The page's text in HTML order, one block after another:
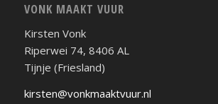
VONK MAAKT VUUR
Kirsten Vonk
Riperwei 74, 8406 AL
Tijnje (Friesland)
kirsten@vonkmaaktvuur.nl